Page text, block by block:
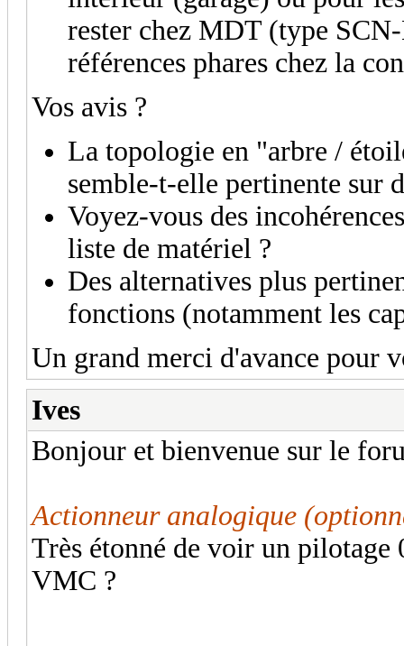
rester chez MDT (type
références phares chez la
Vos avis ?
La topologie en "arbre /
semble-t-elle pertinente sur
Voyez-vous des
liste de matériel ?
Des alternatives plus
fonctions (notamment les
Un grand merci d'avance pour
Ives
Bonjour et bienvenue sur le
Actionneur analogique
Très étonné de voir un
VMC ?